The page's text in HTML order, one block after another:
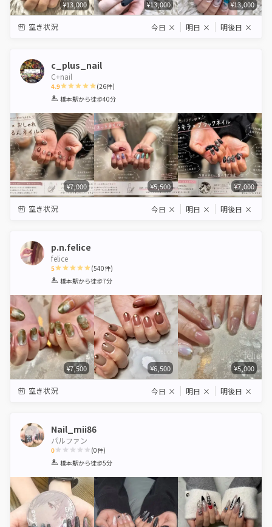
¥13,000 ¥13,000 ¥13,000
空き状況 今日 × 明日 × 明後日 ×
c_plus_nail
C+nail
4.9
1 2 3 4 5
(26件)
橋本駅から徒歩40分
¥7,000 ¥5,500 ¥7,000
空き状況 今日 × 明日 × 明後日 ×
p.n.felice
felice
5
1 2 3 4 5
(540件)
橋本駅から徒歩7分
¥7,500 ¥6,500 ¥5,000
空き状況 今日 × 明日 × 明後日 ×
Nail_mii86
パルファン
0
1 2 3 4 5
(0件)
橋本駅から徒歩5分